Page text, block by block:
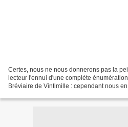
Certes, nous ne nous donnerons pas la
lecteur l'ennui d'une complète
Bréviaire de Vintimille : cependant nous